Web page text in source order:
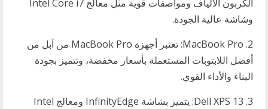
الكربون الألياف ومواصفات قوية مثل معالج Intel Core i7
وشاشة عالية الجودة.
2. MacBook Pro: تعتبر أجهزة MacBook Pro من آبل من
أفضل اللابتوبات المستعملة بأسعار مخفضة، وتتميز بجودة
البناء والأداء القوي.
3. Dell XPS 13: يتميز بشاشة InfinityEdge ومعالج Intel